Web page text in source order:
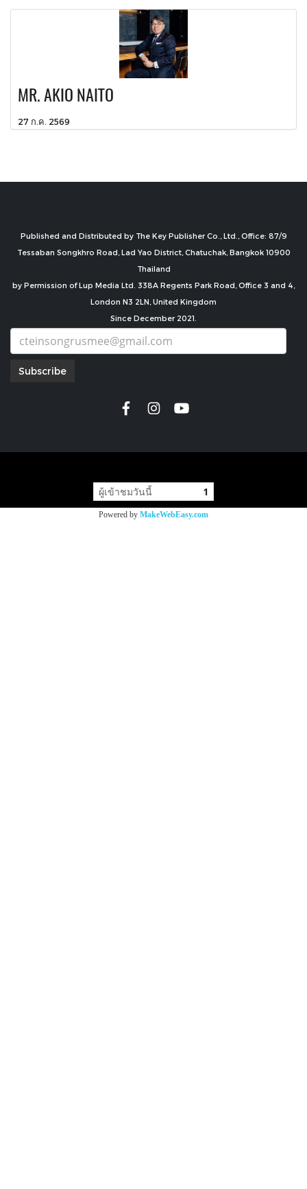
MR. AKIO NAITO
27 ก.ค. 2569
Published and Distributed by The Key Publisher Co., Ltd., Office: 87/9
Tessaban Songkhro Road, Lad Yao District, Chatuchak, Bangkok 10900
Thailand
by Permission of Lup Media Ltd. 338A Regents Park Road, Office 3 and 4,
London N3 2LN, United Kingdom
Since December 2021.
Subscribe
ผู้เข้าชมวันนี้
1
Powered by MakeWebEasy.com